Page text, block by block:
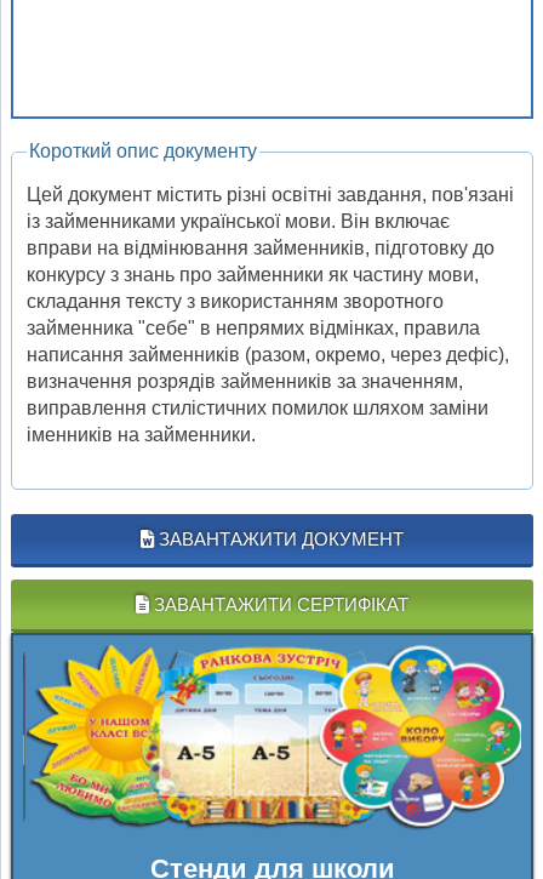
Короткий опис документу
Цей документ містить різні освітні завдання, пов'язані
із займенниками української мови. Він включає
вправи на відмінювання займенників, підготовку до
конкурсу з знань про займенники як частину мови,
складання тексту з використанням зворотного
займенника "себе" в непрямих відмінках, правила
написання займенників (разом, окремо, через дефіс),
визначення розрядів займенників за значенням,
виправлення стилістичних помилок шляхом заміни
іменників на займенники.
ЗАВАНТАЖИТИ ДОКУМЕНТ
ЗАВАНТАЖИТИ СЕРТИФІКАТ
Стенди для школи